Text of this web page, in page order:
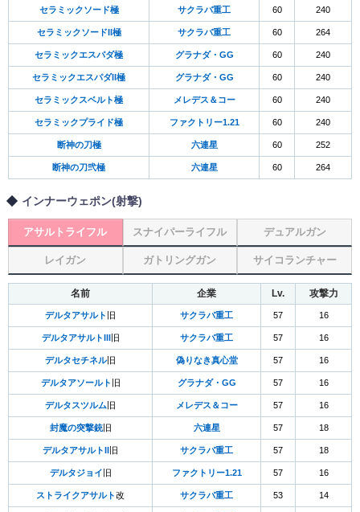
セラミックソード極 サクラバ重工 60 240
セラミックソードII極 サクラバ重工 60 264
セラミックエスパダ極 グラナダ・GG 60 240
セラミックエスパダII極 グラナダ・GG 60 240
セラミックスベルト極 メレデス＆コー 60 240
セラミックプライド極 ファクトリー1.21 60 240
断神の刀極 六連星 60 252
断神の刀弐極 六連星 60 264
インナーウェポン(射撃)
アサルトライフル スナイパーライフル デュアルガン
レイガン ガトリングガン サイコランチャー
名前 企業 Lv. 攻撃力
デルタアサルト 旧 サクラバ重工 57 16
デルタアサルトIII 旧 サクラバ重工 57 16
デルタセチネル旧 偽りなき真心堂 57 16
デルタアソールト 旧 グラナダ・GG 57 16
デルタスツルム 旧 メレデス＆コー 57 16
封魔の突撃銃旧 六連星 57 18
デルタアサルトII 旧 サクラバ重工 57 18
デルタジョイ 旧 ファクトリー1.21 57 16
ストライクアサルト改 サクラバ重工 53 14